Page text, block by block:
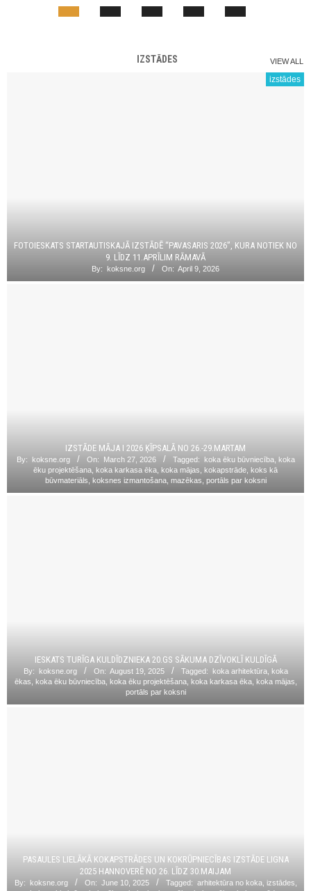
IZSTĀDES VIEW ALL
izstādes
FOTOIESKATS STARTAUTISKAJĀ IZSTĀDĒ “PAVASARIS 2026”, KURA NOTIEK NO
9. LĪDZ 11.APRĪLIM RĀMAVĀ
By: koksne.org On: April 9, 2026
IZSTĀDE MĀJA I 2026 ĶĪPSALĀ NO 26.-29.MARTAM
By: koksne.org On: March 27, 2026 Tagged: koka ēku būvniecība
koka
ēku projektēšana koka karkasa ēka koka mājas kokapstrāde koks kā
būvmateriāls koksnes izmantošana, mazēkas portāls par koksni
IESKATS TURĪGA KULDĪDZNIEKA 20.GS SĀKUMA DZĪVOKLĪ KULDĪGĀ
By: koksne.org On: August 19, 2025 Tagged: koka arhitektūra
koka
ēkas koka ēku būvniecība, koka ēku projektēšana, koka karkasa ēka, koka mājas
portāls par koksni
PASAULES LIELĀKĀ KOKAPSTRĀDES UN KOKRŪPNIECĪBAS IZSTĀDE LIGNA
2025 HANNOVERĒ NO 26. LĪDZ 30.MAIJAM
By: koksne.org On: June 10, 2025 Tagged: arhitektūra no koka izstādes